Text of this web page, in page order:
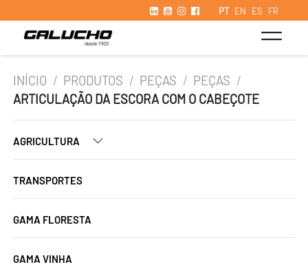
PT EN ES FR
INÍCIO / PRODUTOS / PEÇAS / PEÇAS /
ARTICULAÇÃO DA ESCORA COM O CABEÇOTE
AGRICULTURA
TRANSPORTES
GAMA FLORESTA
GAMA VINHA